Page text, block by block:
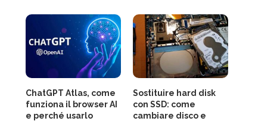
ChatGPT Atlas, come
funziona il browser AI
e perché usarlo
Sostituire hard disk
con SSD: come
cambiare disco e